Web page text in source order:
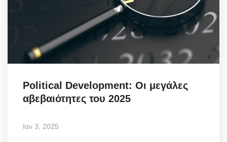
Political Development: Οι μεγάλες
αβεβαιότητες του 2025
Ιαν 3, 2025